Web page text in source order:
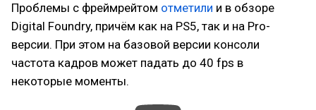
Проблемы с фреймрейтом отметили и в обзоре
Digital Foundry, причём как на PS5, так и на Pro-
версии. При этом на базовой версии консоли
частота кадров может падать до 40 fps в
некоторые моменты.